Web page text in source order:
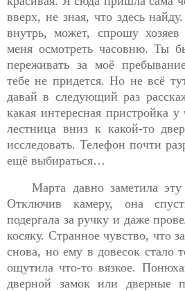
вверх, не зная, что здесь
внутрь, может, спрошу
меня осмотреть часовню. Ты
переживать за моё
тебе не придется. Но не всё
давай в следующий раз
какая интересная пристройка
лестница вниз к какой-то
исследовать. Телефон почти
ещё выбираться…
Марта давно заметила
Отключив камеру, она
подергала за ручку и даже
косяку. Странное чувство, что
снова, но ему в довесок стало
ощутила что-то вязкое.
дверной замок или дверные